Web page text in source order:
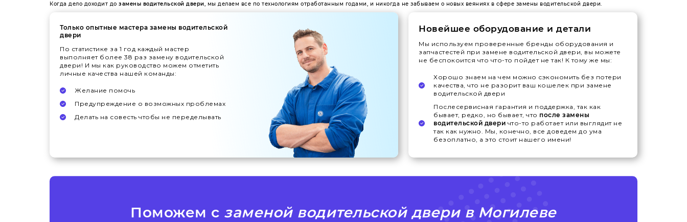
Когда дело доходит до замены водительской двери, мы делаем все по технологиям отработанным годами, и никогда не забываем о новых веяниях в сфере замены водительской двери.
Только опытные мастера замены водительской
двери
По статистике за 1 год каждый мастер
выполняет более 38 раз замену водительской
двери! И мы как руководство можем отметить
личные качества нашей команды:
Желание помочь
Предупреждение о возможных проблемах
Делать на совесть чтобы не переделывать
Новейшее оборудование и детали
Мы используем проверенные бренды оборудования и
запчастестей при замене водительской двери, вы можете
не беспокоится что что-то пойдет не так! К тому же мы:
Хорошо знаем на чем можно сэкономить без потери
качества, что не разорит ваш кошелек при замене
водительской двери
Послесервисная гарантия и поддержка, так как
бывает, редко, но бывает, что после замены
водительской двери что-то работает или выглядит не
так как нужно. Мы, конечно, все доведем до ума
безоплатно, а это стоит нашего имени!
Поможем с заменой водительской двери в Могилеве